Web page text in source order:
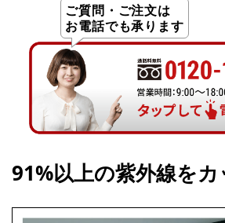
ご質問・ご注文は
お電話でも承ります
91%以上の紫外線をカ